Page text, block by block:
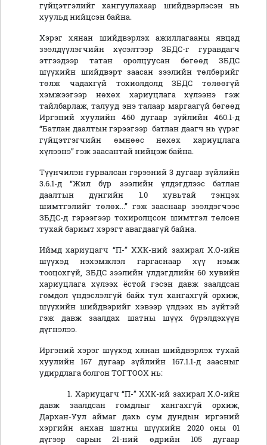
гүйцэтгэлийг хангуулахаар шийдвэрлэсэн нь
хуульд нийцсэн байна.
Хэрэг хянан шийдвэрлэх ажиллагааны явцад
зээлдүүлэгчийн хүсэлтээр ЗБДС-г гуравдагч
этгээдээр татан оролцуусан бөгөөд ЗБДС
шүүхийн шийдвэрт заасан зээлийн төлбөрийг
төлж чадахгүй тохиолдолд ЗБДС төлөөгүй
хэмжээгээр нөхөх хариуцлага хүлээнэ гэж
тайлбарлаж, талууд энэ талаар маргаагүй бөгөөд
Иргэний хуулийн 460 дугаар зүйлийн 460.1-д
“Батлан даалтын гэрээгээр батлан даагч нь үүрэг
гүйцэтгэгчийн өмнөөс нөхөх хариуцлага
хүлээнэ” гэж заасантай нийцэж байна.
Түүнчилэн гурвалсан гэрээний 3 дугаар зүйлийн
3.6.1-д “Жил бүр зээлийн үлдэгдлээс батлан
даалтын дүнгийн 1.0 хувьтай тэнцэх
шимтгэлийг төлөх...” гэж зааснаар зээлдэгчээс
ЗБДС-д гэрээгээр тохиролцсон шимтгэл төлсөн
тухай баримт хэрэгт авагдаагүй байна.
Иймд хариуцагч “П-” ХХК-ний захирал Х.О-ийн
шүүхэд нэхэмжлэл гаргаснаар хүү нэмж
тооцохгүй, ЗБДС зээлийн үлдэгдлийн 60 хувийн
хариуцлага хүлээх ёстой гэсэн давж заалдсан
гомдол үндэслэлгүй байх тул хангахгүй орхиж,
шүүхийн шийдвэрийг хэвээр үлдээх нь зүйтэй
гэж давж заалдах шатны шүүх бүрэлдэхүүн
дүгнэлээ.
Иргэний хэрэг шүүхэд хянан шийдвэрлэх тухай
хуулийн 167 дугаар зүйлийн 167.1.1-д заасныг
удирдлага болгон ТОГТООХ нь:
1. Хариуцагч “П-” ХХК-ий захирал Х.О-ийн
давж заалдсан гомдлыг хангахгүй орхиж,
Дархан-Уул аймаг дахь сум дундын иргэний
хэргийн анхан шатны шүүхийн 2020 оны 01
дүгээр сарын 21-ний өдрийн 105 дугаар